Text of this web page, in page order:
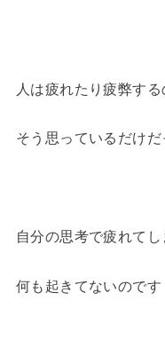
人は疲れたり疲弊す
そう思っているだけ
自分の思考で疲れてし
何も起きてないのです